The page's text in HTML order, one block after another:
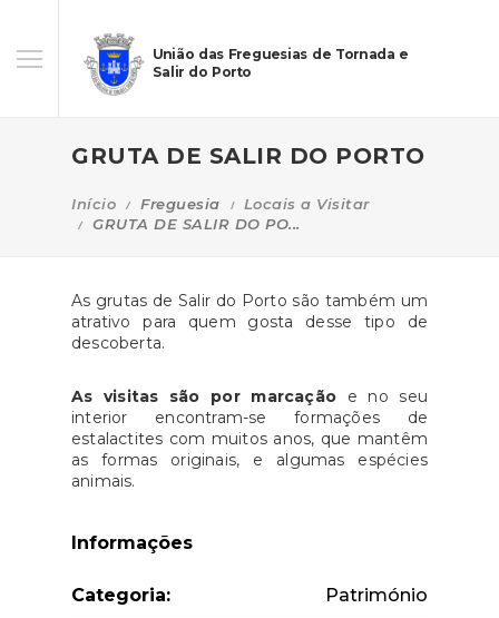
União das Freguesias de Tornada e
Salir do Porto
GRUTA DE SALIR DO PORTO
Início Freguesia
Locais a Visitar
GRUTA DE SALIR DO PO...
As grutas de Salir do Porto são também um
atrativo para quem gosta desse tipo de
descoberta.
As visitas são por marcação e no seu
interior encontram-se formações de
estalactites com muitos anos, que mantêm
as formas originais, e algumas espécies
animais.
Informações
Categoria: Património